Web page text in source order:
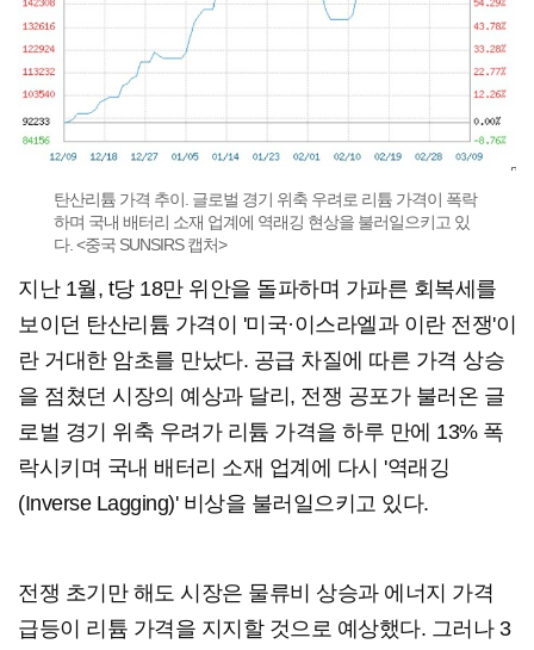
탄산리튬 가격 추이. 글로벌 경기 위축 우려로 리튬 가격이 폭락
하며 국내 배터리 소재 업계에 역래깅 현상을 불러일으키고 있
다. <중국 SUNSIRS 캡처>
지난 1월, t당 18만 위안을 돌파하며 가파른 회복세를
보이던 탄산리튬 가격이 '미국·이스라엘과 이란 전쟁'이
란 거대한 암초를 만났다. 공급 차질에 따른 가격 상승
을 점쳤던 시장의 예상과 달리, 전쟁 공포가 불러온 글
로벌 경기 위축 우려가 리튬 가격을 하루 만에 13% 폭
락시키며 국내 배터리 소재 업계에 다시 '역래깅
(Inverse Lagging)' 비상을 불러일으키고 있다.
전쟁 초기만 해도 시장은 물류비 상승과 에너지 가격
급등이 리튬 가격을 지지할 것으로 예상했다. 그러나 3